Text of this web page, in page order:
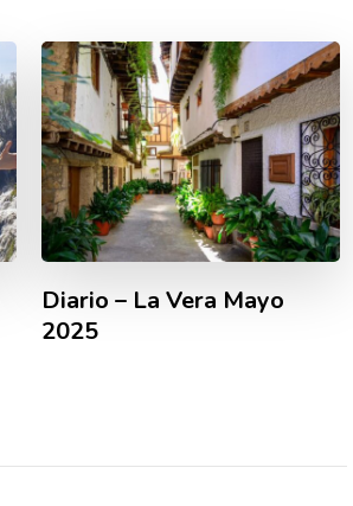
Diario – La Vera Mayo
2025